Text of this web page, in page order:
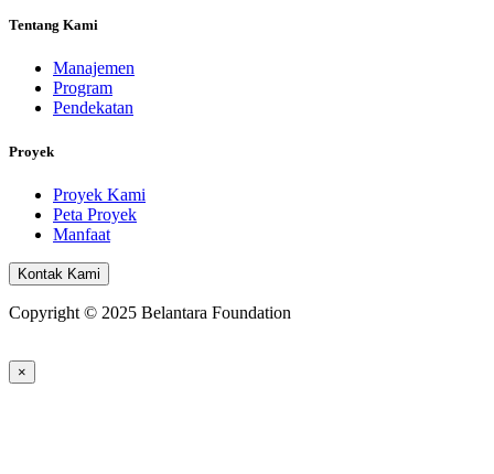
Tentang Kami
Manajemen
Program
Pendekatan
Proyek
Proyek Kami
Peta Proyek
Manfaat
Kontak Kami
Copyright © 2025 Belantara Foundation
×